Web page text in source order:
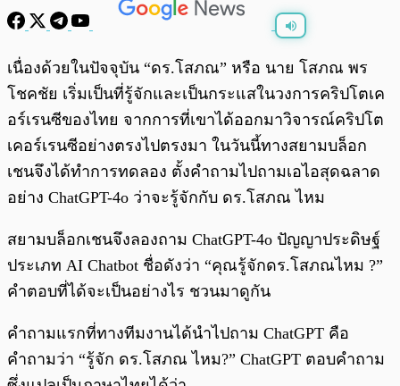
พร้อมเล่น 0:00
เนื่องด้วยในปัจจุบัน “ดร.โสภณ” หรือ นาย โสภณ พร
โชคชัย เริ่มเป็นที่รู้จักและเป็นกระแสในวงการคริปโตเค
อร์เรนซีของไทย จากการที่เขาได้ออกมาวิจารณ์คริปโต
เคอร์เรนซีอย่างตรงไปตรงมา ในวันนี้ทางสยามบล็อก
เชนจึงได้ทำการทดลอง ตั้งคำถามไปถามเอไอสุดฉลาด
อย่าง ChatGPT-4o ว่าจะรู้จักกับ ดร.โสภณ ไหม
สยามบล็อกเชนจึงลองถาม ChatGPT-4o ปัญญาประดิษฐ์
ประเภท AI Chatbot ชื่อดังว่า “คุณรู้จักดร.โสภณไหม ?”
คำตอบที่ได้จะเป็นอย่างไร ชวนมาดูกัน
คำถามแรกที่ทางทีมงานได้นำไปถาม ChatGPT คือ
คำถามว่า “รู้จัก ดร.โสภณ ไหม?” ChatGPT ตอบคำถาม